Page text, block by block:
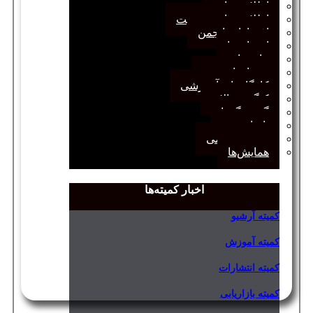
اطلاعیه‌ها
اطلاعیه‌های عضویت
افتخارات انجمن
انتصاب‌ها
بیانیه‌ها
رویدادهای مهم
کارگاه‌های آموزشی
کنگره سالانه
گفت‌وگوها
یادداشت
مجمع عمومی
همایش‌ها
اخبار کمیته‌ها
کمیته آرشیو
کمیته آموزش
کمیته انتشارات
کمیته بازاریابی